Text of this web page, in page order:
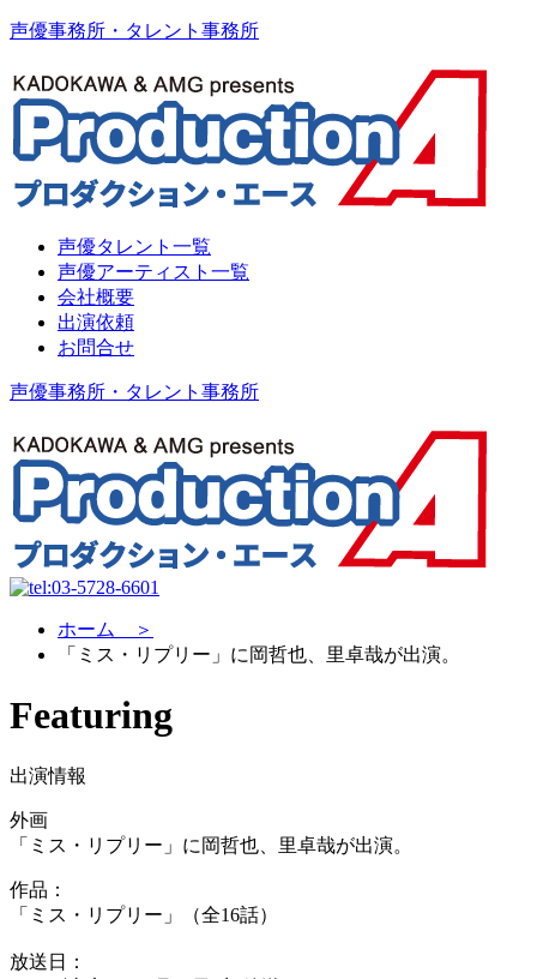
声優事務所・タレント事務所
声優タレント一覧
声優アーティスト一覧
会社概要
出演依頼
お問合せ
声優事務所・タレント事務所
ホーム ＞
「ミス・リプリー」に岡哲也、里卓哉が出演。
Featuring
出演情報
外画
「ミス・リプリー」に岡哲也、里卓哉が出演。
作品：
「ミス・リプリー」（全16話）
放送日：